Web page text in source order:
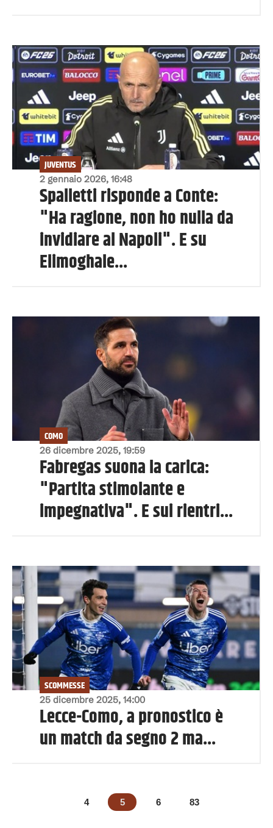
2 gennaio 2026, 16:48
JUVENTUS
Spalletti risponde a Conte:
"Ha ragione, non ho nulla da
invidiare al Napoli". E su
Elimoghale...
26 dicembre 2025, 19:59
COMO
Fabregas suona la carica:
"Partita stimolante e
impegnativa". E sui rientri...
25 dicembre 2025, 14:00
SCOMMESSE
Lecce-Como, a pronostico è
un match da segno 2 ma...
4 5 6 83